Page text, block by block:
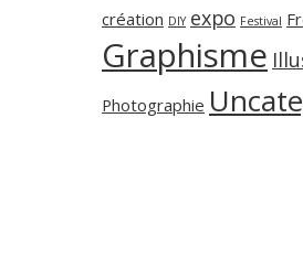
création DIY expo Festival
Graphisme
Photographie